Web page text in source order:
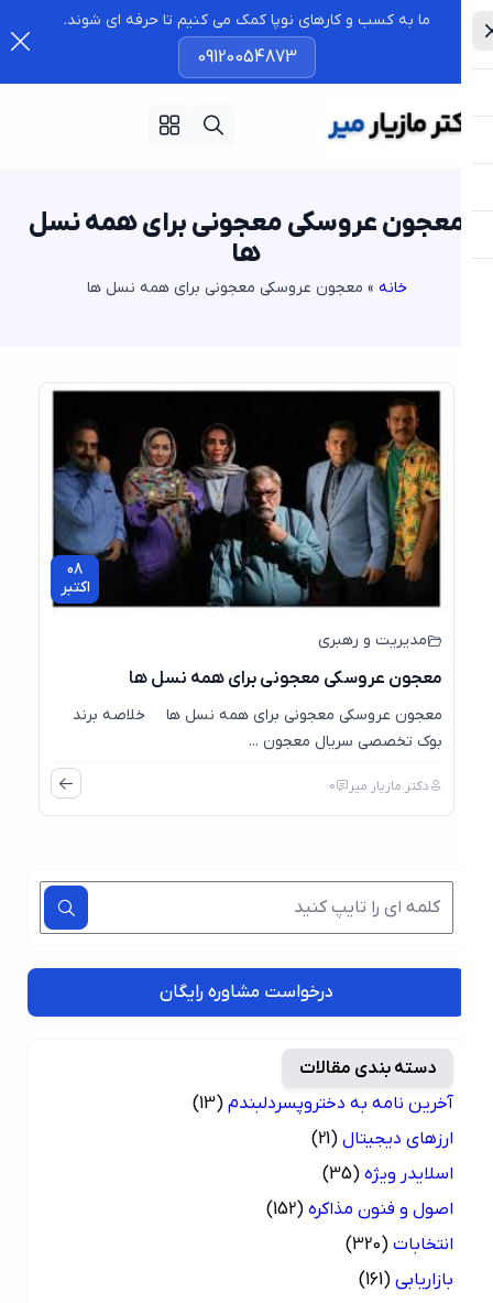
ما به کسب و کارهای نوپا کمک می کنیم تا حرفه ای شوند.
09120054873
عروسکی معجونی برای همه نسل
»معجون عروسکی معجونی برای همه نسل ها
مدیریت و رهبری
معجون عروسکی معجونی برای همه نسل ها
معجون عروسکی معجونی برای همه نسل ها خلاصه برند
بوک تخصصی سریال معجون ...
دکتر مازیار میر 0
درخواست مشاوره رایگان
دسته بندی مقالات
آخرین نامه به دختروپسردلبندم (13)
ارزهای دیجیتال (21)
اسلایدر ویژه (35)
اصول و فنون مذاکره (152)
انتخابات (320)
بازاریابی (161)